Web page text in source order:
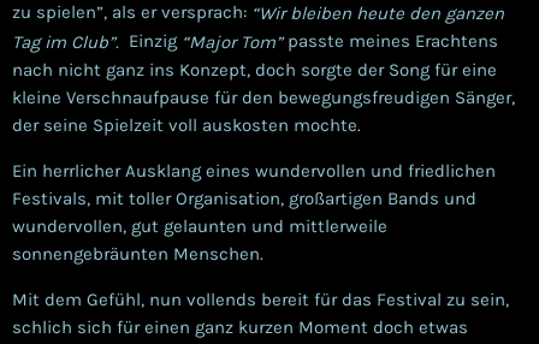
zu spielen”, als er versprach: “Wir bleiben heute den ganzen
Tag im Club”. Einzig “Major Tom”passte meines Erachtens
nach nicht ganz ins Konzept, doch sorgte der Song für eine
kleine Verschnaufpause für den bewegungsfreudigen Sänger,
der seine Spielzeit voll auskosten mochte.
Ein herrlicher Ausklang eines wundervollen und friedlichen
Festivals, mit toller Organisation, großartigen Bands und
wundervollen, gut gelaunten und mittlerweile
sonnengebräunten Menschen.
Mit dem Gefühl, nun vollends bereit für das Festival zu sein,
schlich sich für einen ganz kurzen Moment doch etwas